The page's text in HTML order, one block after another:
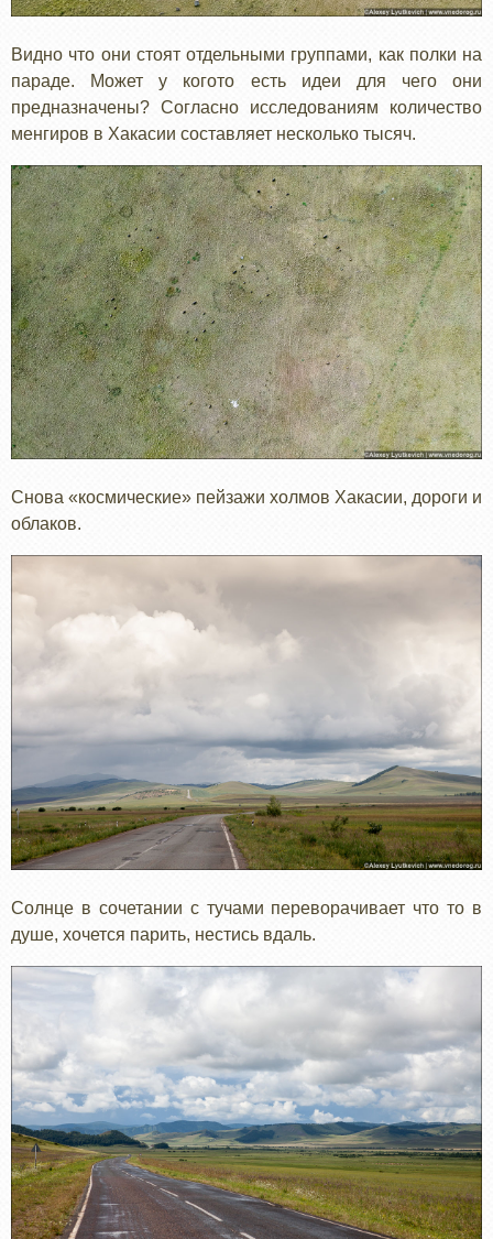
Видно что они стоят отдельными группами, как полки на
параде. Может у когото есть идеи для чего они
предназначены? Согласно исследованиям количество
менгиров в Хакасии составляет несколько тысяч.
Снова «космические» пейзажи холмов Хакасии, дороги и
облаков.
Солнце в сочетании с тучами переворачивает что то в
душе, хочется парить, нестись вдаль.